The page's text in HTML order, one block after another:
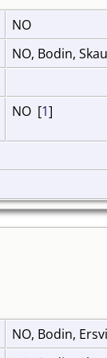
NO
NO, Bodin,
NO [1]
NO, Bodin,